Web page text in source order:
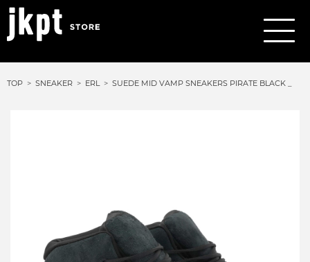
TOP SNEAKER ERL SUEDE MID VAMP SNEAKERS PIRATE BLACK _